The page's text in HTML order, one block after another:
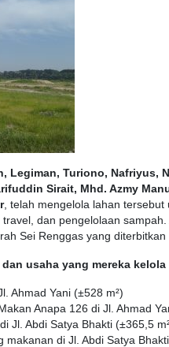
Legiman, Turiono, Nafriyus,
Sirait, Mhd. Azmy
, telah mengelola lahan
dan pengelolaan
Sei Renggas yang
usaha yang mereka kelola
Ahmad Yani (±528 m²)
Anapa 126 di Jl. Ahmad
Jl. Abdi Satya Bhakti (±365,5
makanan di Jl. Abdi Satya